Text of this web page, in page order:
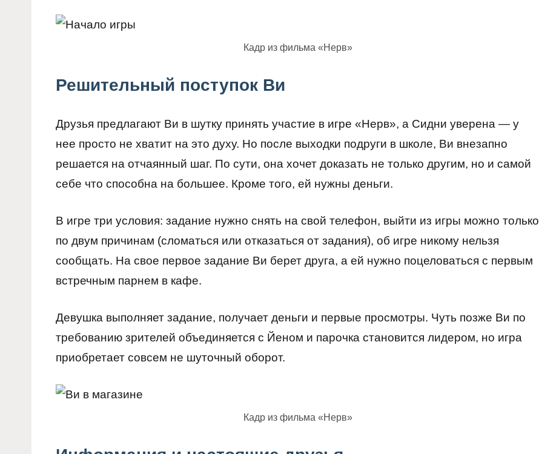
Кадр из фильма «Нерв»
Решительный поступок Ви
Друзья предлагают Ви в шутку принять участие в игре «Нерв», а Сидни уверена — у
нее просто не хватит на это духу. Но после выходки подруги в школе, Ви внезапно
решается на отчаянный шаг. По сути, она хочет доказать не только другим, но и самой
себе что способна на большее. Кроме того, ей нужны деньги.
В игре три условия: задание нужно снять на свой телефон, выйти из игры можно только
по двум причинам (сломаться или отказаться от задания), об игре никому нельзя
сообщать. На свое первое задание Ви берет друга, а ей нужно поцеловаться с первым
встречным парнем в кафе.
Девушка выполняет задание, получает деньги и первые просмотры. Чуть позже Ви по
требованию зрителей объединяется с Йеном и парочка становится лидером, но игра
приобретает совсем не шуточный оборот.
Кадр из фильма «Нерв»